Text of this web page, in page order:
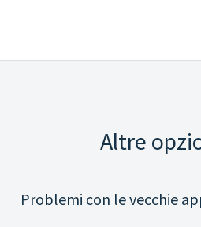
Altre
Problemi con le vecchie